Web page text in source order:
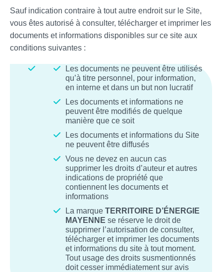
Sauf indication contraire à tout autre endroit sur le Site,
vous êtes autorisé à consulter, télécharger et imprimer les
documents et informations disponibles sur ce site aux
conditions suivantes :
Les documents ne peuvent être utilisés
qu’à titre personnel, pour information,
en interne et dans un but non lucratif
Les documents et informations ne
peuvent être modifiés de quelque
manière que ce soit
Les documents et informations du Site
ne peuvent être diffusés
Vous ne devez en aucun cas
supprimer les droits d’auteur et autres
indications de propriété que
contiennent les documents et
informations
La marque TERRITOIRE D’ÉNERGIE
MAYENNE se réserve le droit de
supprimer l’autorisation de consulter,
télécharger et imprimer les documents
et informations du site à tout moment.
Tout usage des droits susmentionnés
doit cesser immédiatement sur avis